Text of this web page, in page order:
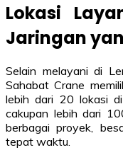
Lokasi
Jaringan
Selain melayani di
Sahabat Crane
lebih dari 20 lokasi
cakupan lebih dari
berbagai proyek,
tepat waktu.